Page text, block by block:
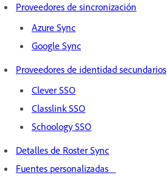
Proveedores de sincronización
Azure Sync
Google Sync
Proveedores de identidad secundarios
Clever SSO
Classlink SSO
Schoology SSO
Detalles de Roster Sync
Fuentes personalizadas